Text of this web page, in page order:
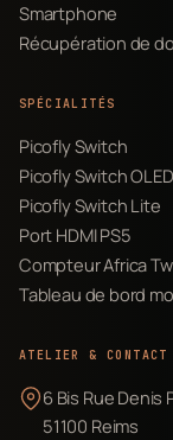
Smartphone
Récupération de
SPÉCIALITÉS
Picofly Switch
Picofly Switch OLED
Picofly Switch Lite
Port HDMI PS5
Compteur Africa
Tableau de bord
ATELIER & CONTACT
6 Bis Rue Denis
51100 Reims